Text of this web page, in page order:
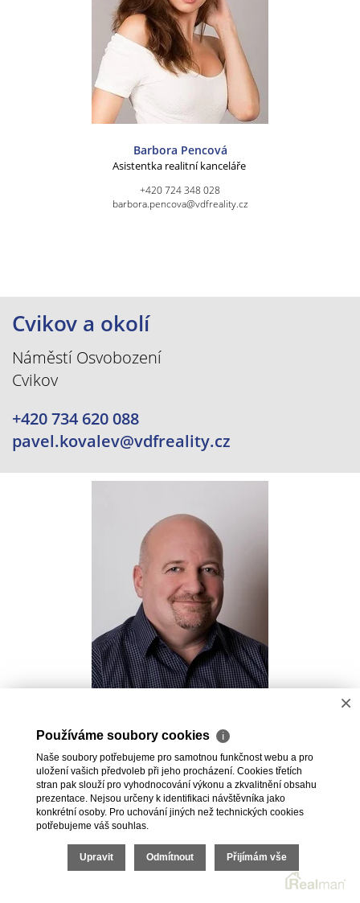
Barbora Pencová
Asistentka realitní kanceláře
+420 724 348 028
barbora.pencova@vdfreality.cz
Cvikov a okolí
Náměstí Osvobození
Cvikov
+420 734 620 088
pavel.kovalev@vdfreality.cz
Pavel Kovalev
+420 723 491 625
pavel.kovalev@vdfreality.cz
×
Používáme soubory cookies ℹ
Naše soubory potřebujeme pro samotnou funkčnost webu a pro
uložení vašich předvoleb při jeho procházení. Cookies třetích
stran pak slouží pro vyhodnocování výkonu a zkvalitnění obsahu
prezentace. Nejsou určeny k identifikaci návštěvníka jako
konkrétní osoby. Pro uchování jiných než technických cookies
potřebujeme váš souhlas.
Upravit Odmítnout Přijímám vše